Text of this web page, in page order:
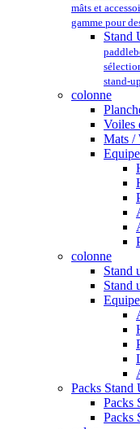
mâts et
gamme pour
Stand
stand-
colonne
Voiles
Mats /
colonne
Stand
Stand
Packs Stand
Packs
Packs